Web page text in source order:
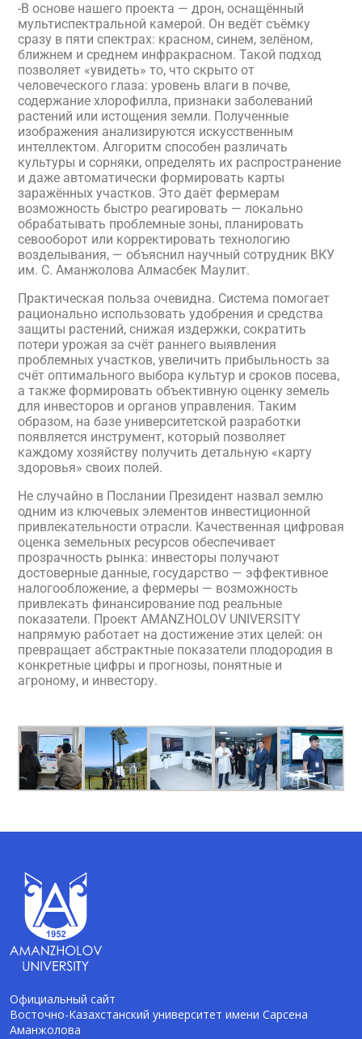
-В основе нашего проекта — дрон, оснащённый
мультиспектральной камерой. Он ведёт съёмку
сразу в пяти спектрах: красном, синем, зелёном,
ближнем и среднем инфракрасном. Такой подход
позволяет «увидеть» то, что скрыто от
человеческого глаза: уровень влаги в почве,
содержание хлорофилла, признаки заболеваний
растений или истощения земли. Полученные
изображения анализируются искусственным
интеллектом. Алгоритм способен различать
культуры и сорняки, определять их распространение
и даже автоматически формировать карты
заражённых участков. Это даёт фермерам
возможность быстро реагировать — локально
обрабатывать проблемные зоны, планировать
севооборот или корректировать технологию
возделывания, — объяснил научный сотрудник ВКУ
им. С. Аманжолова Алмасбек Маулит.
Практическая польза очевидна. Система помогает
рационально использовать удобрения и средства
защиты растений, снижая издержки, сократить
потери урожая за счёт раннего выявления
проблемных участков, увеличить прибыльность за
счёт оптимального выбора культур и сроков посева,
а также формировать объективную оценку земель
для инвесторов и органов управления. Таким
образом, на базе университетской разработки
появляется инструмент, который позволяет
каждому хозяйству получить детальную «карту
здоровья» своих полей.
Не случайно в Послании Президент назвал землю
одним из ключевых элементов инвестиционной
привлекательности отрасли. Качественная цифровая
оценка земельных ресурсов обеспечивает
прозрачность рынка: инвесторы получают
достоверные данные, государство — эффективное
налогообложение, а фермеры — возможность
привлекать финансирование под реальные
показатели. Проект AMANZHOLOV UNIVERSITY
напрямую работает на достижение этих целей: он
превращает абстрактные показатели плодородия в
конкретные цифры и прогнозы, понятные и
агроному, и инвестору.
Официальный сайт
Восточно-Казахстанский университет имени Сарсена
Аманжолова